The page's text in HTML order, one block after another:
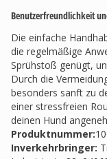
Benutzerfreundlichkeit
Die einfache
die regelmäßige
Sprühstoß genügt,
Durch die
besonders sanft zu
einer stressfreien
deinen Hund
Produktnummer:
Inverkehrbringer: